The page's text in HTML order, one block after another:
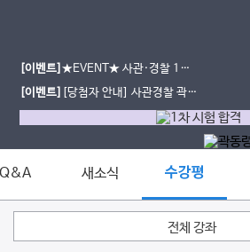
[이벤트]★EVENT★ 사관·경찰 1차
시험 합격 인증 이벤트
[이벤트] [당첨자 안내] 사관경찰 곽동
령 선생님 1차 합격 다짐 댓글 이벤트
새소식 수강평
전체 강좌